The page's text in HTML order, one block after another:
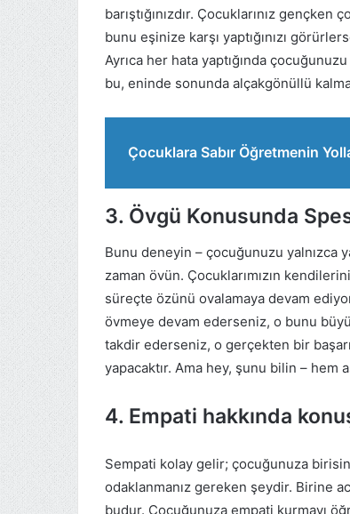
barıştığınızdır. Çocuklarınız
bunu eşinize karşı yaptığınızı
Ayrıca her hata yaptığında
bu, eninde sonunda alçakgönüllü
Çocuklara Sabır Öğretmenin
3. Övgü Konusunda
Bunu deneyin – çocuğunuzu yalnızca
zaman övün. Çocuklarımızın
süreçte özünü ovalamaya devam
övmeye devam ederseniz, o bunu
takdir ederseniz, o gerçekten bir
yapacaktır. Ama hey, şunu bilin – hem
4. Empati hakkında
Sempati kolay gelir; çocuğunuza
odaklanmanız gereken şeydir. Birine
budur. Çocuğunuza empati kurmayı